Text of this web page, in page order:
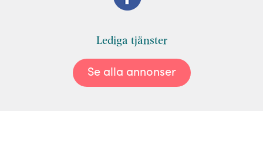
Lediga tjänster
Se alla annonser